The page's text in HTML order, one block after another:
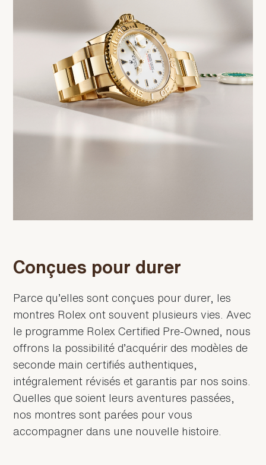
Conçues pour durer
Parce qu’elles sont conçues pour durer, les
montres Rolex ont souvent plusieurs vies. Avec
le programme Rolex Certified Pre-Owned, nous
offrons la possibilité d’acquérir des modèles de
seconde main certifiés authentiques,
intégralement révisés et garantis par nos soins.
Quelles que soient leurs aventures passées,
nos montres sont parées pour vous
accompagner dans une nouvelle histoire.